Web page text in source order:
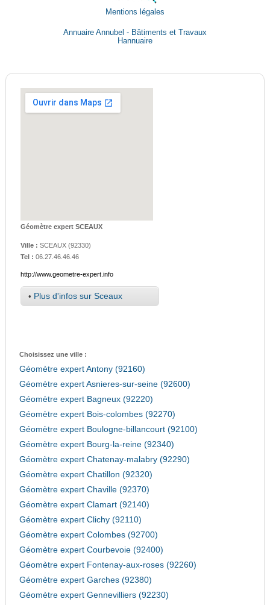
Mentions légales
Annuaire Annubel - Bâtiments et Travaux
Hannuaire
Géomètre expert SCEAUX
Ville : SCEAUX(92330)
Tel : 06.27.46.46.46
http://www.geometre-expert.info
• Plus d'infos sur Sceaux
Choisissez une ville :
Géomètre expert Antony (92160)
Géomètre expert Asnieres-sur-seine (92600)
Géomètre expert Bagneux (92220)
Géomètre expert Bois-colombes (92270)
Géomètre expert Boulogne-billancourt (92100)
Géomètre expert Bourg-la-reine (92340)
Géomètre expert Chatenay-malabry (92290)
Géomètre expert Chatillon (92320)
Géomètre expert Chaville (92370)
Géomètre expert Clamart (92140)
Géomètre expert Clichy (92110)
Géomètre expert Colombes (92700)
Géomètre expert Courbevoie (92400)
Géomètre expert Fontenay-aux-roses (92260)
Géomètre expert Garches (92380)
Géomètre expert Gennevilliers (92230)